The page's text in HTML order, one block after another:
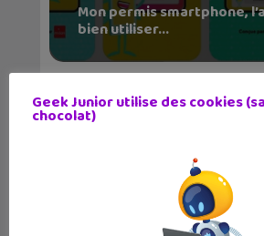
Mon permis smartphone,
bien utiliser...
Geek Junior utilise des cookies
chocolat)